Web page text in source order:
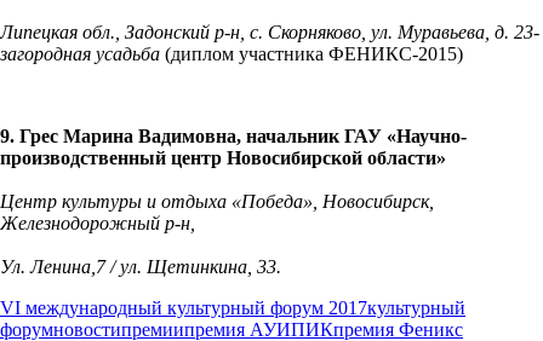
Липецкая обл., Задонский р-н, с. Скорняково, ул. Муравьева, д. 23-
загородная усадьба (диплом участника ФЕНИКС-2015)
9. Грес Марина Вадимовна, начальник ГАУ «Научно-
производственный центр Новосибирской области»
Центр культуры и отдыха «Победа», Новосибирск,
Железнодорожный р-н,
Ул. Ленина,7 / ул. Щетинкина, 33.
VI международный культурный форум 2017культурный
форумновостипремиипремия АУИПИКпремия Феникс